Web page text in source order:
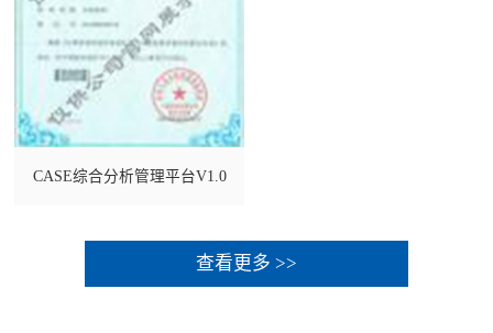
CASE综合分析管理平台V1.0
查看更多 >>